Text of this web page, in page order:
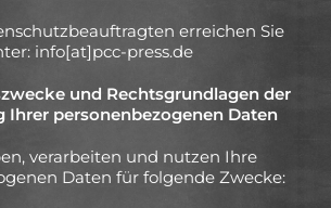
erreichen Sie
info[at]pcc-press.de
und Rechtsgrundlagen der
Ihrer personenbezogenen Daten
verarbeiten und nutzen Ihre
Daten für folgende Zwecke: